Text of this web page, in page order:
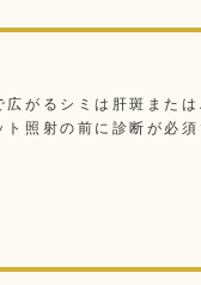
広がるシミは肝斑また
ト照射の前に診断が必須